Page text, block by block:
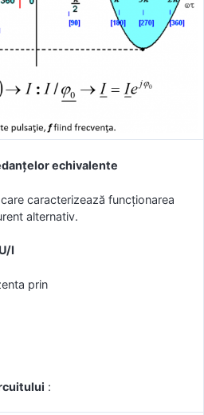
echivalente
caracterizează funcţionarea
alternativ.
I
prin
: